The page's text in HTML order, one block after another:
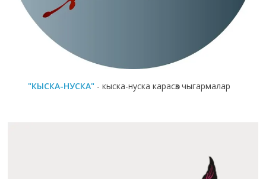
"КЫСКА-НУСКА" - кыска-нуска карасөз чыгармалар